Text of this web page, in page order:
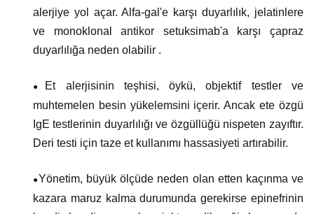
alerjiye yol açar. Alfa-gal'e karşı duyarlılık, jelatinlere
ve monoklonal antikor setuksimab'a karşı çapraz
duyarlılığa neden olabilir .
●
Et alerjisinin teşhisi, öykü, objektif testler ve
muhtemelen besin yükelemsini içerir. Ancak ete özgü
IgE testlerinin duyarlılığı ve özgüllüğü nispeten zayıftır.
Deri testi için taze et kullanımı hassasiyeti artırabilir.
●Yönetim, büyük ölçüde neden olan etten kaçınma ve
kazara maruz kalma durumunda gerekirse epinefrinin